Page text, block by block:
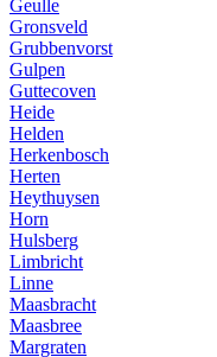
Geulle
Gronsveld
Grubbenvorst
Gulpen
Guttecoven
Heide
Helden
Herkenbosch
Herten
Heythuysen
Horn
Hulsberg
Limbricht
Linne
Maasbracht
Maasbree
Margraten